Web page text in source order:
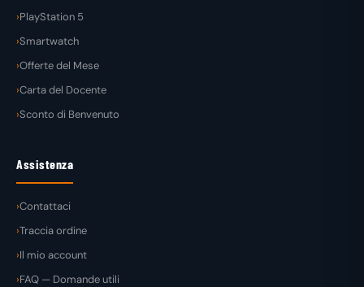
PlayStation 5
Smartwatch
Offerte del Mese
Carta del Docente
Sconto di Benvenuto
Assistenza
Contattaci
Traccia ordine
Il mio account
FAQ — Domande utili